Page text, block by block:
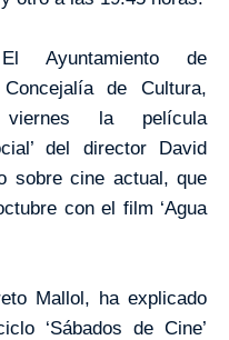
Ayuntamiento de
de Cultura,
la película
del director David
sobre cine actual, que
con el film ‘Agua
Mallol, ha explicado
‘Sábados de Cine’